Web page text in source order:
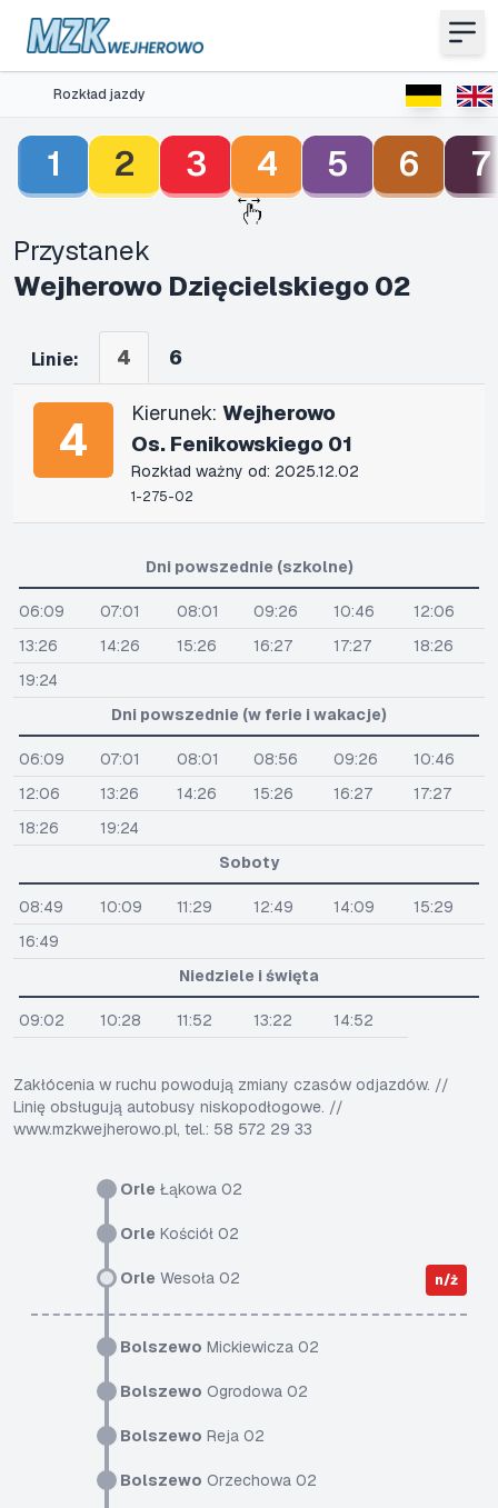
Rozkład jazdy
1 2 3 4 5 6 7
Przystanek
Wejherowo Dzięcielskiego 02
Linie: 4 6
4 Kierunek: Wejherowo
Os. Fenikowskiego 01
Rozkład ważny od: 2025.12.02
1-275-02
Orle Łąkowa 02
Orle Kościół 02
Orle Wesoła 02 n/ż
Bolszewo Mickiewicza 02
Bolszewo Ogrodowa 02
Bolszewo Reja 02
Bolszewo Orzechowa 02
Dni powszednie (szkolne)
06:09 07:01 08:01 09:26 10:46
12:06
13:26
14:26 15:26 16:27 17:27
18:26
19:24
Dni powszednie (w ferie i wakacje)
06:09 07:01 08:01 08:56 09:26
10:46
12:06
13:26 14:26 15:26 16:27
17:27
18:26
19:24
Soboty
08:49 10:09 11:29 12:49 14:09
15:29
16:49
Niedziele i święta
09:02 10:28 11:52 13:22 14:52
Zakłócenia w ruchu powodują zmiany czasów odjazdów. //
Linię obsługują autobusy niskopodłogowe. //
www.mzkwejherowo.pl, tel.: 58 572 29 33